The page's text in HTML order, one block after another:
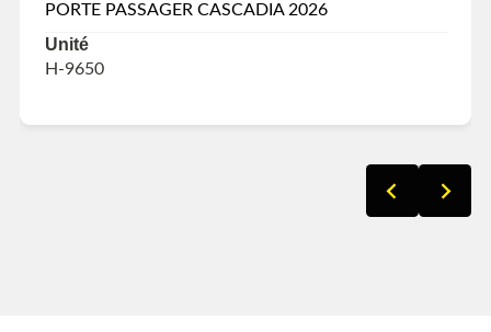
PORTE PASSAGER CASCADIA 2026
Unité
H-9650